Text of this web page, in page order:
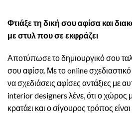
Φτιάξε τη δική σου αφίσα και
με στυλ που σε εκφράζει
Αποτύπωσε το δημιουργικό σου
σου αφίσα. Με το online
να σχεδιάσεις αφίσες αντάξιες με
interior designers λένε, ότι ο χώρος
κρατάει και ο σίγουρος τρόπος